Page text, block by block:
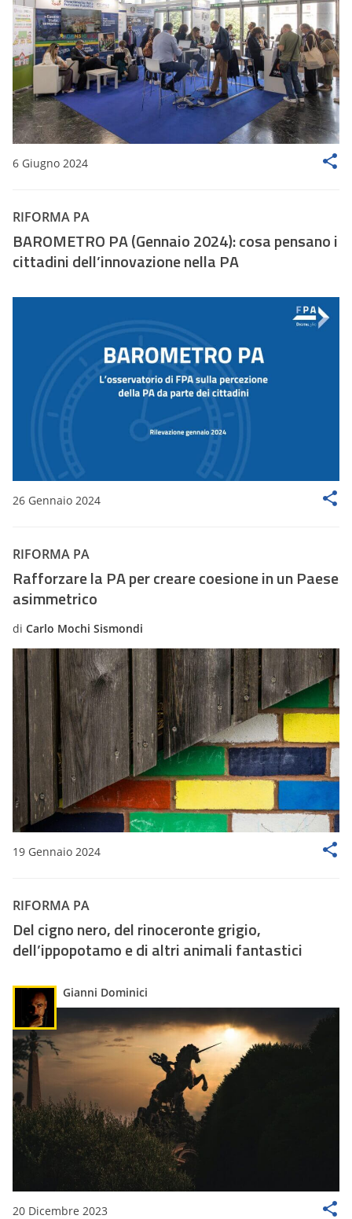
6 Giugno 2024
RIFORMA PA
BAROMETRO PA (Gennaio 2024): cosa pensano i
cittadini dell’innovazione nella PA
26 Gennaio 2024
RIFORMA PA
Rafforzare la PA per creare coesione in un Paese
asimmetrico
di Carlo Mochi Sismondi
19 Gennaio 2024
RIFORMA PA
Del cigno nero, del rinoceronte grigio,
dell’ippopotamo e di altri animali fantastici
Gianni Dominici
20 Dicembre 2023